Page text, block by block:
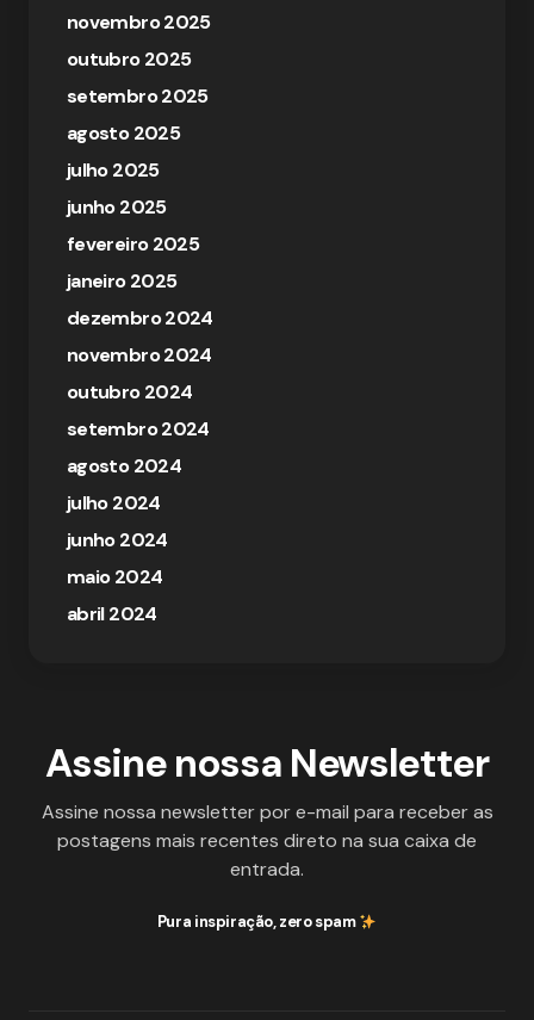
novembro 2025
outubro 2025
setembro 2025
agosto 2025
julho 2025
junho 2025
fevereiro 2025
janeiro 2025
dezembro 2024
novembro 2024
outubro 2024
setembro 2024
agosto 2024
julho 2024
junho 2024
maio 2024
abril 2024
Assine nossa Newsletter
Assine nossa newsletter por e-mail para receber as
postagens mais recentes direto na sua caixa de
entrada.
Pura inspiração, zero spam